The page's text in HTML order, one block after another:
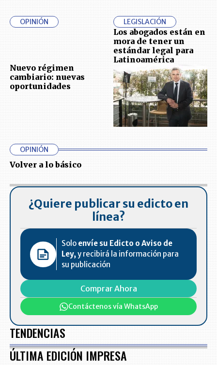
OPINIÓN
Nuevo régimen
cambiario: nuevas
oportunidades
LEGISLACIÓN
Los abogados están en
mora de tener un
estándar legal para
Latinoamérica
OPINIÓN
Volver a lo básico
¿Quiere publicar su edicto en
línea?
Solo envíe su Edicto o Aviso de
Ley,y recibirá la información para
su publicación
Comprar Ahora
Contáctenos vía WhatsApp
TENDENCIAS
ÚLTIMA EDICIÓN IMPRESA